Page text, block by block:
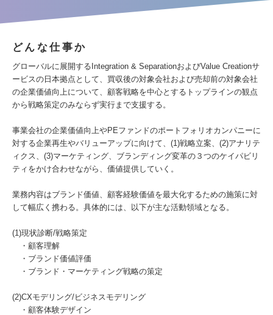
どんな仕事か
グローバルに展開するIntegration & SeparationおよびValue Creationサ
ービスの日本拠点として、買収後の対象会社および売却前の対象会社
の企業価値向上について、顧客戦略を中心とするトップラインの観点
から戦略策定のみならず実行まで支援する。
事業会社の企業価値向上やPEファンドのポートフォリオカンパニーに
対する企業再生やバリューアップに向けて、(1)戦略立案、(2)アナリテ
ィクス、(3)マーケティング、ブランディング変革の３つのケイパビリ
ティをかけ合わせながら、価値提供していく。
業務内容はブランド価値、顧客経験価値を最大化するための施策に対
して幅広く携わる。具体的には、以下が主な活動領域となる。
(1)現状診断/戦略策定
・顧客理解
・ブランド価値評価
・ブランド・マーケティング戦略の策定
(2)CXモデリング/ビジネスモデリング
・顧客体験デザイン